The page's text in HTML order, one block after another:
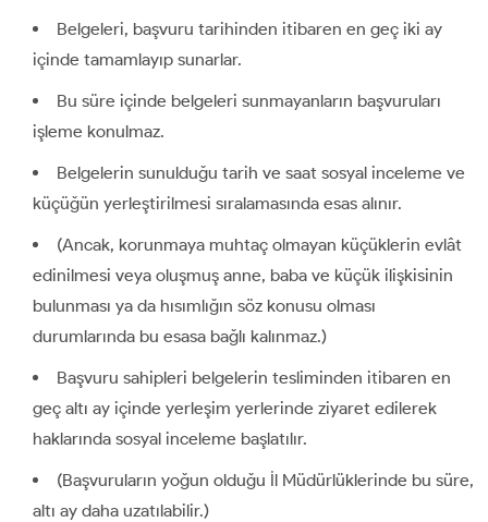
Belgeleri, başvuru tarihinden itibaren en geç iki ay
içinde tamamlayıp sunarlar.
Bu süre içinde belgeleri sunmayanların başvuruları
işleme konulmaz.
Belgelerin sunulduğu tarih ve saat sosyal inceleme ve
küçüğün yerleştirilmesi sıralamasında esas alınır.
(Ancak, korunmaya muhtaç olmayan küçüklerin evlât
edinilmesi veya oluşmuş anne, baba ve küçük ilişkisinin
bulunması ya da hısımlığın söz konusu olması
durumlarında bu esasa bağlı kalınmaz.)
Başvuru sahipleri belgelerin tesliminden itibaren en
geç altı ay içinde yerleşim yerlerinde ziyaret edilerek
haklarında sosyal inceleme başlatılır.
(Başvuruların yoğun olduğu İl Müdürlüklerinde bu süre,
altı ay daha uzatılabilir.)